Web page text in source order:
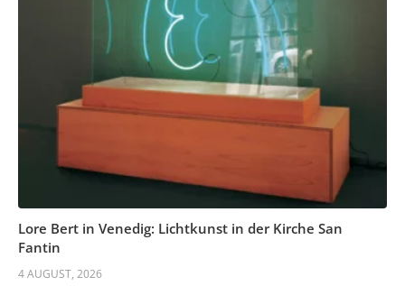
Lore Bert in Venedig: Lichtkunst in der Kirche San
Fantin
4 AUGUST, 2026